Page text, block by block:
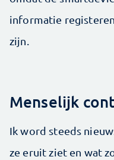
informatie
zijn.
Menselijk
Ik word steeds
ze eruit ziet en wat